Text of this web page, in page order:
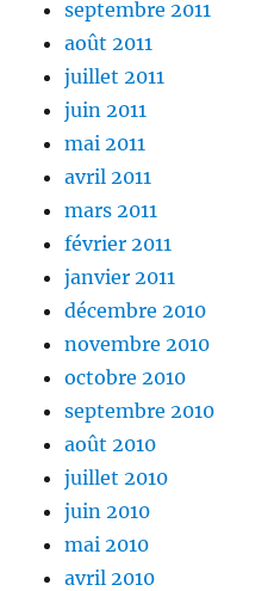
septembre 2011
août 2011
juillet 2011
juin 2011
mai 2011
avril 2011
mars 2011
février 2011
janvier 2011
décembre 2010
novembre 2010
octobre 2010
septembre 2010
août 2010
juillet 2010
juin 2010
mai 2010
avril 2010